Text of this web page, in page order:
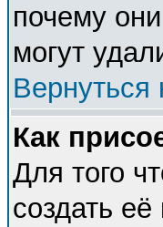
почему
могут
Вернуться
Как
Для того
создать